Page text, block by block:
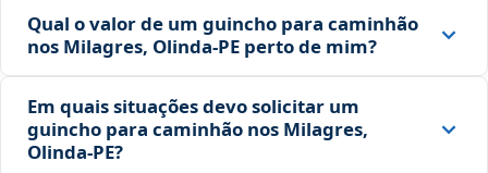
Qual o valor de um guincho para caminhão
nos Milagres, Olinda‑PE perto de mim?
Em quais situações devo solicitar um
guincho para caminhão nos Milagres,
Olinda‑PE?